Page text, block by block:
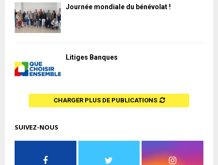
Journée mondiale du bénévolat !
Litiges Banques
CHARGER PLUS DE PUBLICATIONS
SUIVEZ-NOUS